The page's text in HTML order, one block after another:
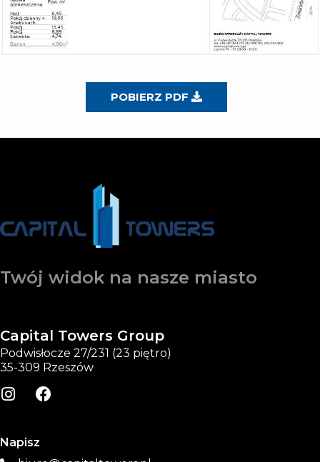
POBIERZ PDF
Twój widok na nasze miasto
Capital Towers Group
Podwisłocze 27/231 (23 piętro)
35-309 Rzeszów
Napisz